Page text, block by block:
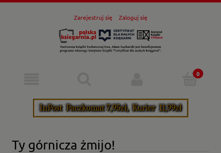
Zarejestruj się Zaloguj się
Ty górnicza żmijo!